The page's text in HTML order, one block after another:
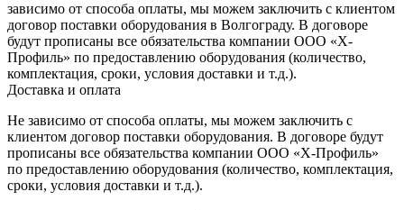
зависимо от способа оплаты, мы можем заключить с клиентом
договор поставки оборудования в Волгограду. В договоре
будут прописаны все обязательства компании ООО «Х-
Профиль» по предоставлению оборудования (количество,
комплектация, сроки, условия доставки и т.д.).
Доставка и оплата
Не зависимо от способа оплаты, мы можем заключить с
клиентом договор поставки оборудования. В договоре будут
прописаны все обязательства компании ООО «Х-Профиль»
по предоставлению оборудования (количество, комплектация,
сроки, условия доставки и т.д.).